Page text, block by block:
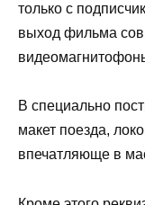
только с
выход фильма
В специально
макет поезда,
впечатляюще в